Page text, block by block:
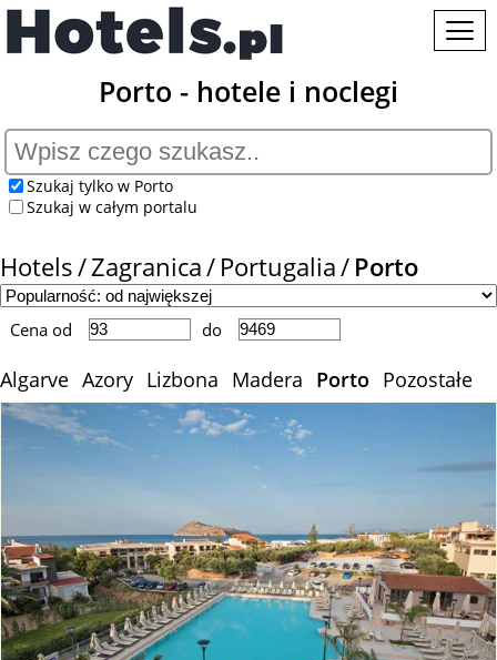
Porto - hotele i noclegi
Szukaj tylko w Porto
Szukaj w całym portalu
Hotels Zagranica Portugalia Porto
Cena od do
Algarve Azory Lizbona Madera Porto Pozostałe